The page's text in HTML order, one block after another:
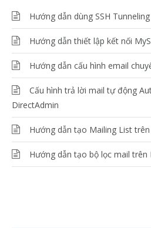
Hướng dẫn dùng SSH
Hướng dẫn thiết lập kết nối
Hướng dẫn cấu hình email
Cấu hình trả lời mail tự động
DirectAdmin
Hướng dẫn tạo Mailing List
Hướng dẫn tạo bộ lọc mail trên